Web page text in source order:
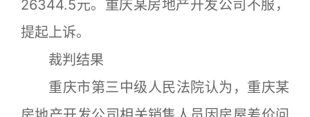
26344.5元。重庆某房地产开发公司不服，
提起上诉。
裁判结果
重庆市第三中级人民法院认为，重庆某